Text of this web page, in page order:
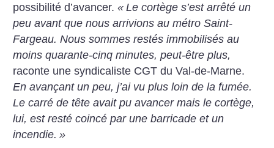
possibilité d’avancer.« Le cortège s’est arrêté un
peu avant que nous arrivions au métro Saint-
Fargeau. Nous sommes restés immobilisés au
moins quarante-cinq minutes, peut-être plus,
raconte une syndicaliste CGT du Val-de-Marne.
En avançant un peu, j’ai vu plus loin de la fumée.
Le carré de tête avait pu avancer mais le cortège,
lui, est resté coincé par une barricade et un
incendie. »